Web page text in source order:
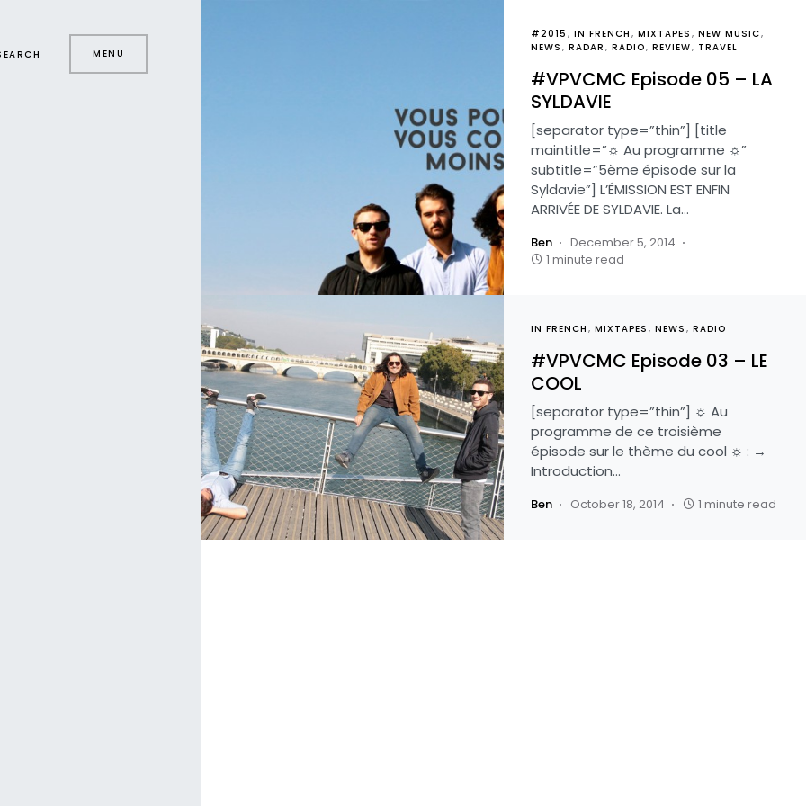
MENU
#2015 IN FRENCH MIXTAPES
NEW MUSIC
NEWS
RADAR RADIO REVIEW TRAVEL
#VPVCMC Episode 05 – LA
SYLDAVIE
[separator type=”thin”] [title
maintitle=”☼ Au programme ☼”
subtitle=”5ème épisode sur la
Syldavie”] L’ÉMISSION EST ENFIN
ARRIVÉE DE SYLDAVIE. La…
Ben
December 5, 2014
1 minute read
IN FRENCH MIXTAPES NEWS RADIO
#VPVCMC Episode 03 – LE
COOL
[separator type=”thin”] ☼ Au
programme de ce troisième
épisode sur le thème du cool ☼ : →
Introduction…
Ben October 18, 2014 1 minute read